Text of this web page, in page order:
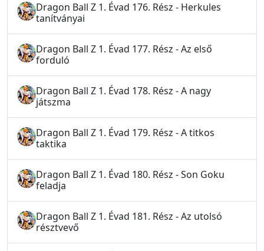
Dragon Ball Z 1. Évad 176. Rész - Herkules
tanítványai
Dragon Ball Z 1. Évad 177. Rész - Az első
forduló
Dragon Ball Z 1. Évad 178. Rész - A nagy
játszma
Dragon Ball Z 1. Évad 179. Rész - A titkos
taktika
Dragon Ball Z 1. Évad 180. Rész - Son Goku
feladja
Dragon Ball Z 1. Évad 181. Rész - Az utolsó
résztvevő